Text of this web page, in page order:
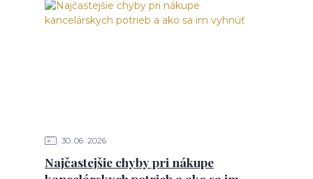
30 06 2026
Najčastejšie chyby pri nákupe